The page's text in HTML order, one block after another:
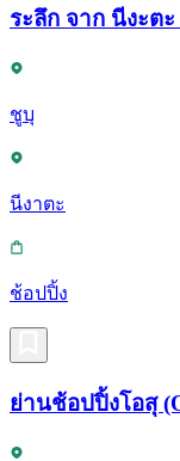
ระลึก จาก นีงะต
ชูบุ
นีงาตะ
ช้อปปิ้ง
ย่านช้อปปิ้งโอสุ